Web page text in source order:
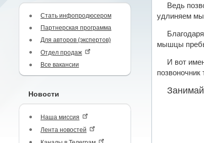
Стать инфопродюсером
Партнерская программа
Для авторов (экспертов)
Отдел продаж
Все вакансии
Новости
Наша миссия
Лента новостей
Ведь
удлиняем
мышцы
И вот
позвоночник